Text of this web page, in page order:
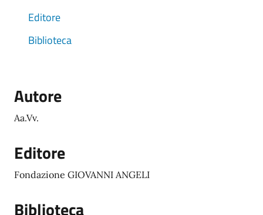
Editore
Biblioteca
Autore
Aa.Vv.
Editore
Fondazione GIOVANNI ANGELI
Biblioteca